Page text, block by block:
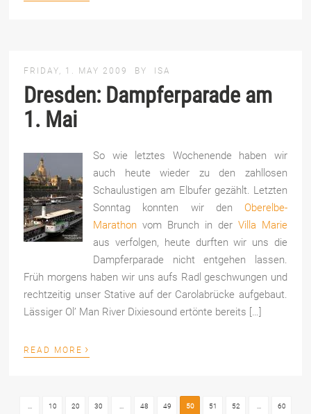
FRIDAY, 1. MAY 2009 BY ISA
Dresden: Dampferparade am
1. Mai
So wie letztes Wochenende haben wir
auch heute wieder zu den zahllosen
Schaulustigen am Elbufer gezählt. Letzten
Sonntag konnten wir den Oberelbe-
Marathon vom Brunch in der Villa Marie
aus verfolgen, heute durften wir uns die
Dampferparade nicht entgehen lassen.
Früh morgens haben wir uns aufs Radl geschwungen und
rechtzeitig unser Stative auf der Carolabrücke aufgebaut.
Lässiger Ol’ Man River Dixiesound ertönte bereits […]
READ MORE ›
10 20 30 48 49 50 51 52 60